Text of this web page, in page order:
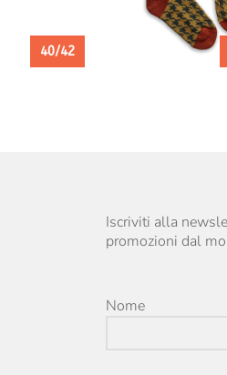
40/42
Iscriviti alla
promozioni dal
Nome